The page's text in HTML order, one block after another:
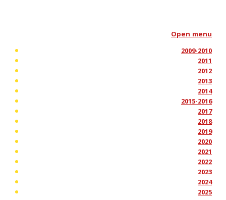
Open menu
2009-2010
2011
2012
2013
2014
2015-2016
2017
2018
2019
2020
2021
2022
2023
2024
2025